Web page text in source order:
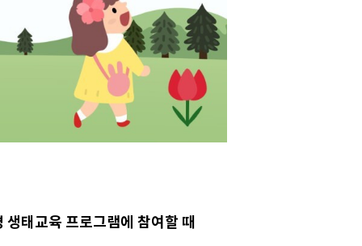
태교육 프로그램에 참여할 때